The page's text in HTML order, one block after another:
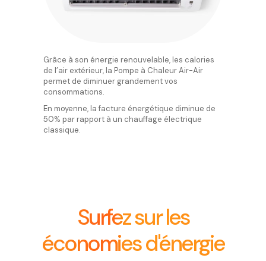
Grâce à son énergie renouvelable, les calories
de l’air extérieur, la Pompe à Chaleur Air-Air
permet de diminuer grandement vos
consommations.
En moyenne, la facture énergétique diminue de
50% par rapport à un chauffage électrique
classique.
Surfez sur les
économies d'énergie